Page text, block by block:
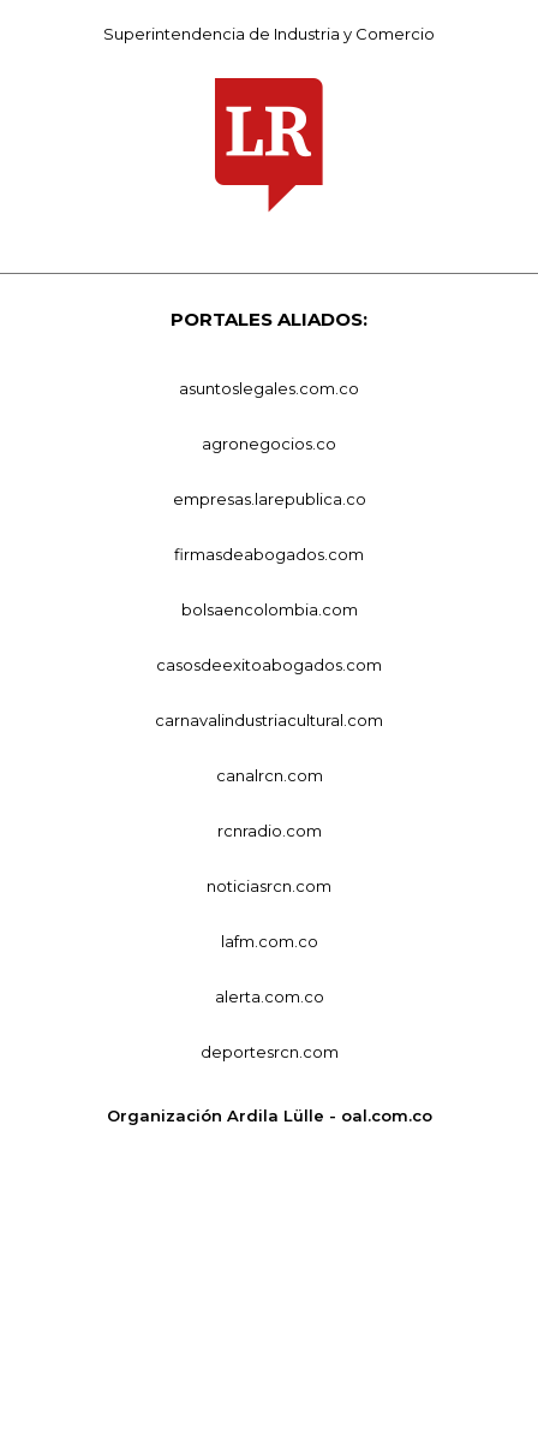
Superintendencia de Industria y Comercio
PORTALES ALIADOS:
asuntoslegales.com.co
agronegocios.co
empresas.larepublica.co
firmasdeabogados.com
bolsaencolombia.com
casosdeexitoabogados.com
carnavalindustriacultural.com
canalrcn.com
rcnradio.com
noticiasrcn.com
lafm.com.co
alerta.com.co
deportesrcn.com
Organización Ardila Lülle - oal.com.co